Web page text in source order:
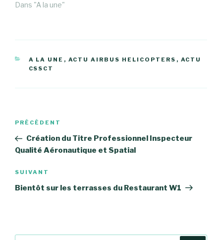
Dans "A la une"
CATÉGORIES
A LA UNE , ACTU AIRBUS HELICOPTERS , ACTU
CSSCT
Navigation
l’article
Article
précédent
PRÉCÉDENT
Création du Titre Professionnel Inspecteur
Qualité Aéronautique et Spatial
Article
suivant
SUIVANT
Bientôt sur les terrasses du Restaurant W1